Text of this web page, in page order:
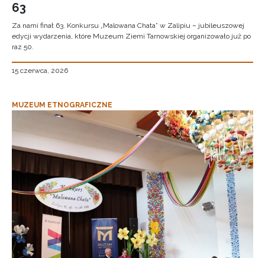
63
Za nami finał 63. Konkursu „Malowana Chata” w Zalipiu – jubileuszowej
edycji wydarzenia, które Muzeum Ziemi Tarnowskiej organizowało już po
raz 50.
15 czerwca, 2026
MUZEUM ETNOGRAFICZNE